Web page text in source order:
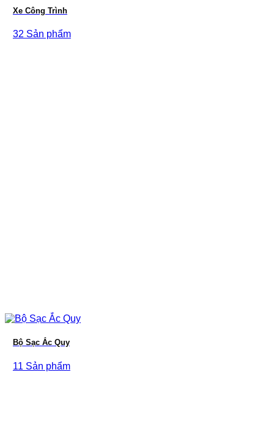
Xe Công Trình
32 Sản phẩm
Bộ Sạc Ắc Quy
11 Sản phẩm